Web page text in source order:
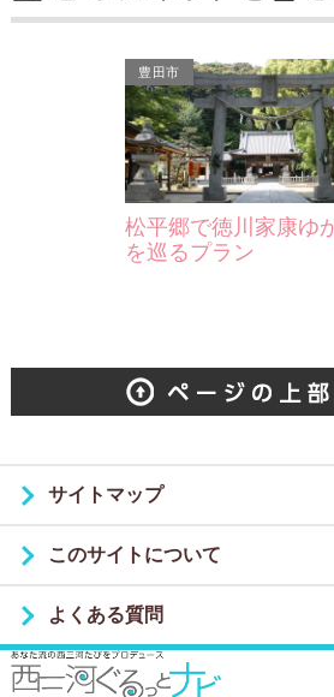
豊田市
松平郷で徳川家康ゆ
を巡るプラン
サイトマップ
このサイトについて
よくある質問